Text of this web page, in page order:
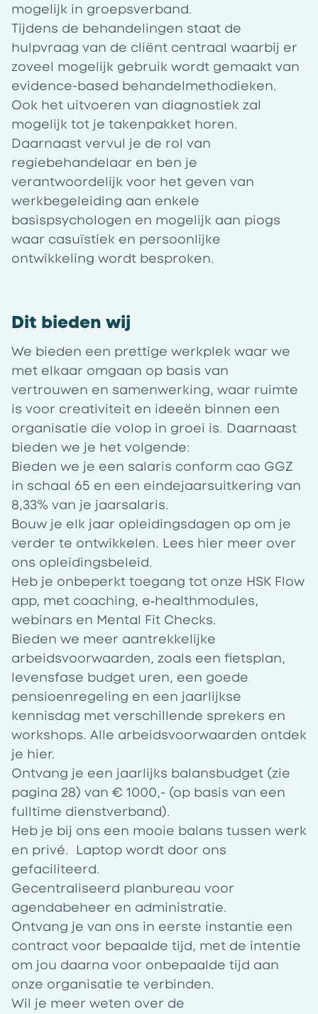
mogelijk in groepsverband.
Tijdens de behandelingen staat de
hulpvraag van de cliënt centraal waarbij er
zoveel mogelijk gebruik wordt gemaakt van
evidence-based behandelmethodieken.
Ook het uitvoeren van diagnostiek zal
mogelijk tot je takenpakket horen.
Daarnaast vervul je de rol van
regiebehandelaar en ben je
verantwoordelijk voor het geven van
werkbegeleiding aan enkele
basispsychologen en mogelijk aan piogs
waar casuïstiek en persoonlijke
ontwikkeling wordt besproken.
Dit bieden wij
We bieden een prettige werkplek waar we
met elkaar omgaan op basis van
vertrouwen en samenwerking, waar ruimte
is voor creativiteit en ideeën binnen een
organisatie die volop in groei is. Daarnaast
bieden we je het volgende:
Bieden we je een salaris conform cao GGZ
in schaal 65 en een eindejaarsuitkering van
8,33% van je jaarsalaris.
Bouw je elk jaar opleidingsdagen op om je
verder te ontwikkelen. Lees hier meer over
ons opleidingsbeleid.
Heb je onbeperkt toegang tot onze HSK Flow
app, met coaching, e‑healthmodules,
webinars en Mental Fit Checks.
Bieden we meer aantrekkelijke
arbeidsvoorwaarden, zoals een fietsplan,
levensfase budget uren, een goede
pensioenregeling en een jaarlijkse
kennisdag met verschillende sprekers en
workshops. Alle arbeidsvoorwaarden ontdek
je hier.
Ontvang je een jaarlijks balansbudget (zie
pagina 28) van € 1000,- (op basis van een
fulltime dienstverband).
Heb je bij ons een mooie balans tussen werk
en privé. Laptop wordt door ons
gefaciliteerd.
Gecentraliseerd planbureau voor
agendabeheer en administratie.
Ontvang je van ons in eerste instantie een
contract voor bepaalde tijd, met de intentie
om jou daarna voor onbepaalde tijd aan
onze organisatie te verbinden.
Wil je meer weten over de